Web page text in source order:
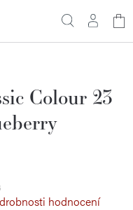
Colour 23
hodnocení